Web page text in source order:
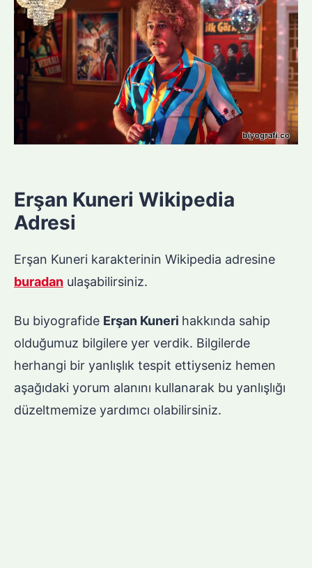
Erşan Kuneri Wikipedia
Adresi
Erşan Kuneri karakterinin Wikipedia adresine
buradan ulaşabilirsiniz.
Bu biyografide Erşan Kuneri hakkında sahip
olduğumuz bilgilere yer verdik. Bilgilerde
herhangi bir yanlışlık tespit ettiyseniz hemen
aşağıdaki yorum alanını kullanarak bu yanlışlığı
düzeltmemize yardımcı olabilirsiniz.